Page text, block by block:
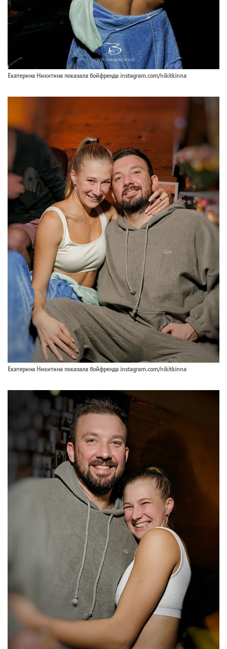
Екатерина Никитина показала бойфренда instagram.com/nikitkinna
Екатерина Никитина показала бойфренда instagram.com/nikitkinna